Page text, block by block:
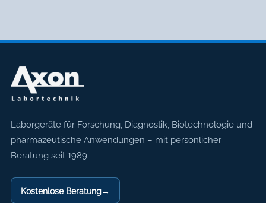
Axon Labortechnik
Laborgeräte für Forschung, Diagnostik, Biotechnologie und
pharmazeutische Anwendungen – mit persönlicher
Beratung seit 1989.
Kostenlose Beratung→